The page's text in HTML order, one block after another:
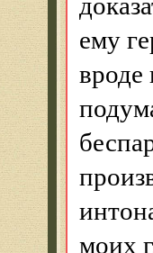
ему
вроде
моих